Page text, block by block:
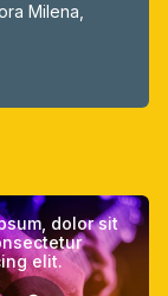
Milena,
dolor sit
elit.